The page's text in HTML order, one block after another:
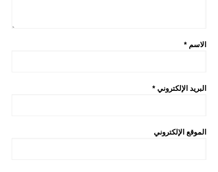
الاسم *
البريد الإلكتروني *
الموقع الإلكتروني